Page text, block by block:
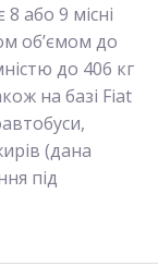
або 9 місні
об’ємом до
до 406 кг
на базі Fiat
(дана
під